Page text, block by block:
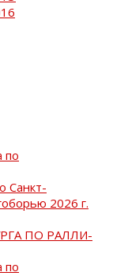
по
Санкт-
2026 г.
ПО РАЛЛИ-
по